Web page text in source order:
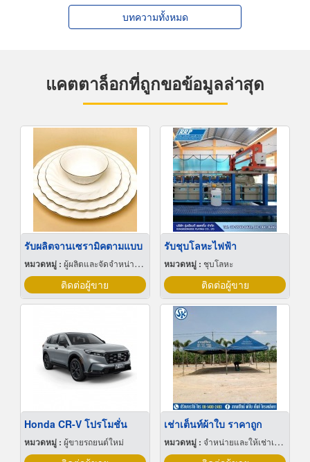
บทความทั้งหมด
แคตตาล็อกที่ถูกขอข้อมูลล่าสุด
รับผลิตจานเซรามิคตามแบบ
หมวดหมู่ : ผู้ผลิตและจัดจำหน่ายกระเบื้องเซรามิก
ติดต่อผู้ขาย
รับชุบโลหะไฟฟ้า
หมวดหมู่ : ชุบโลหะ
ติดต่อผู้ขาย
Honda CR-V โปรโมชั่น
หมวดหมู่ : ผู้ขายรถยนต์ใหม่
เช่าเต็นท์ผ้าใบ ราคาถูก
หมวดหมู่ : จำหน่ายและให้เช่าเต็นท์